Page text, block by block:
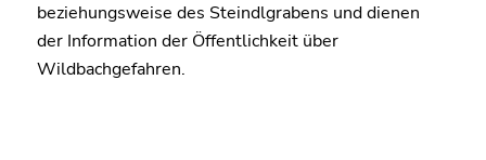
beziehungsweise des Steindlgrabens und dienen
der Information der Öffentlichkeit über
Wildbachgefahren.